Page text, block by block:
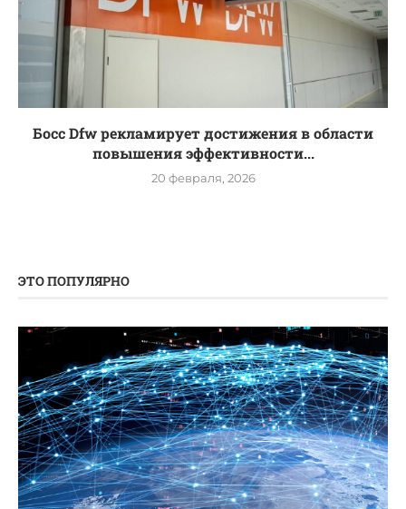
Босс Dfw рекламирует достижения в области
повышения эффективности...
20 февраля, 2026
ЭТО ПОПУЛЯРНО